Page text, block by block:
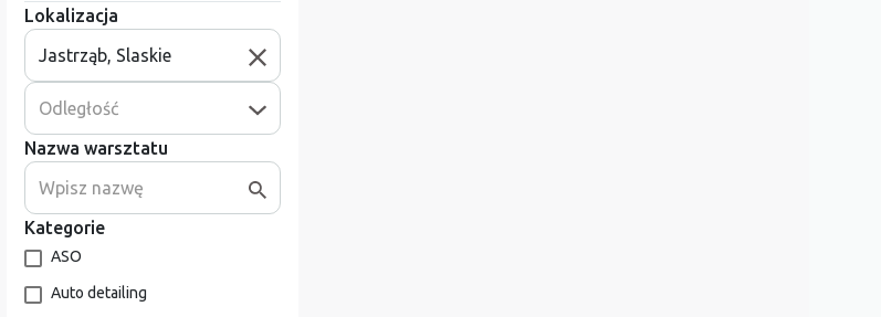
Lokalizacja
Odległość
Nazwa warsztatu
Kategorie
ASO
Auto detailing